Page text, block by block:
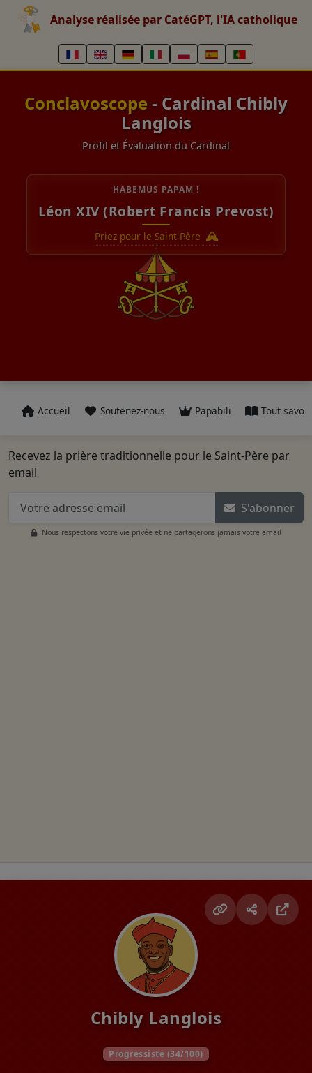
Analyse réalisée par CatéGPT, l'IA catholique
Conclavoscope - Cardinal Chibly
Langlois
Profil et Évaluation du Cardinal
HABEMUS PAPAM !
Léon XIV (Robert Francis Prevost)
Priez pour le Saint-Père
Accueil Soutenez-nous Papabili Tout savoir
Recevez la prière traditionnelle pour le Saint-Père par
email
S'abonner
Nous respectons votre vie privée et ne partagerons jamais votre email
Chibly Langlois
Progressiste (34/100)